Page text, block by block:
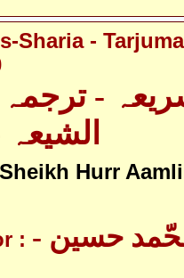
Sharia -
-
الشیعہ - 07/
Sheikh Hurr Aamli
: - آیت اللہ محّمد حسین